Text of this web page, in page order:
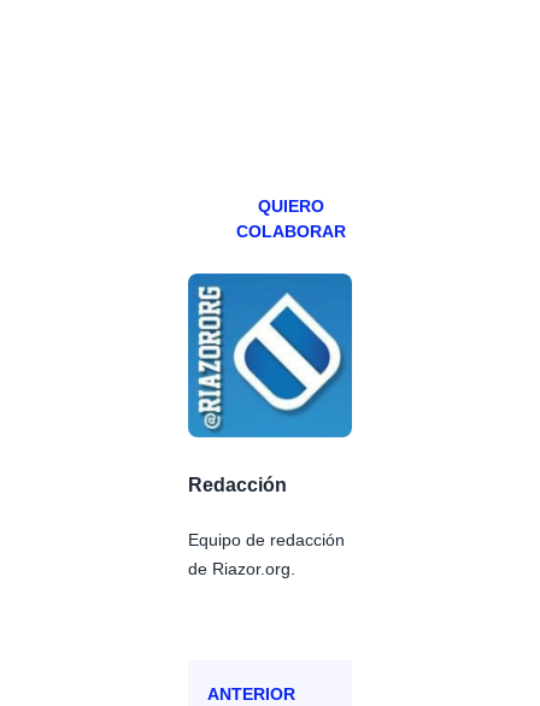
QUIERO
COLABORAR
Redacción
Equipo de redacción
de Riazor.org.
ANTERIOR